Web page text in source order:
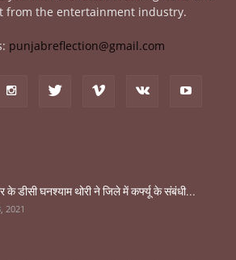
from the entertainment industry.
punjabreflection@gmail.com
के डीसी घनश्याम थोरी ने जिले में कर्फ्यू के संबंधी...
2021